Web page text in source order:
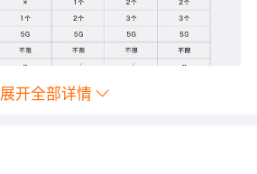
展开全部详情